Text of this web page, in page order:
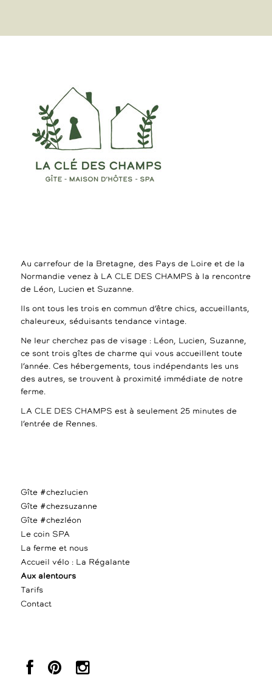
Au carrefour de la Bretagne, des Pays de Loire et de la
Normandie venez à LA CLE DES CHAMPS à la rencontre
de Léon, Lucien et Suzanne.
Ils ont tous les trois en commun d’être chics, accueillants,
chaleureux, séduisants tendance vintage.
Ne leur cherchez pas de visage : Léon, Lucien, Suzanne,
ce sont trois gîtes de charme qui vous accueillent toute
l’année. Ces hébergements, tous indépendants les uns
des autres, se trouvent à proximité immédiate de notre
ferme.
LA CLE DES CHAMPS est à seulement 25 minutes de
l’entrée de Rennes.
Gîte #chezlucien
Gîte #chezsuzanne
Gîte #chezléon
Le coin SPA
La ferme et nous
Accueil vélo : La Régalante
Aux alentours
Tarifs
Contact